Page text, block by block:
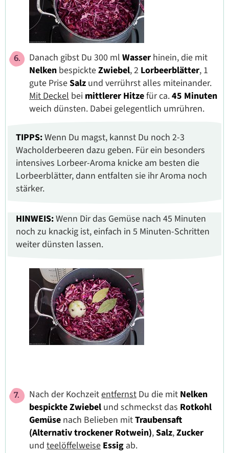
Danach gibst Du 300 ml Wasser hinein, die mit
Nelken bespickteZwiebel, 2 Lorbeerblätter, 1
gute PriseSalz und verrührst alles miteinander.
Mit Deckel bei mittlerer Hitzefür ca.45 Minuten
weich dünsten. Dabei gelegentlich umrühren.
TIPPS:Wenn Du magst, kannst Du noch 2-3
Wacholderbeeren dazu geben. Für ein besonders
intensives Lorbeer-Aroma knicke am besten die
Lorbeerblätter, dann entfalten sie ihr Aroma noch
stärker.
HINWEIS:Wenn Dir das Gemüse nach 45 Minuten
noch zu knackig ist, einfach in 5 Minuten-Schritten
weiter dünsten lassen.
Nach der Kochzeitentfernst Du die mit Nelken
bespickte Zwiebel und schmeckst das Rotkohl
Gemüse nach Belieben mitTraubensaft
(Alternativ trockener Rotwein),Salz,Zucker
und teelöffelweise Essig ab.